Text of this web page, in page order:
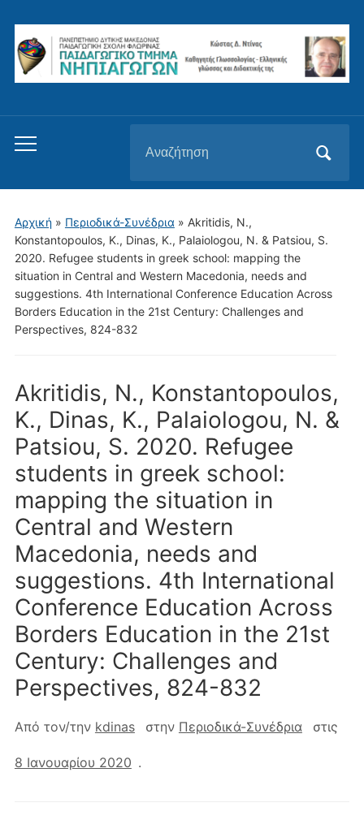
Εναλλαγή
μενού
για
κινητά
για:
Αρχική» Περιοδικά-Συνέδρια » Akritidis, N.,
Konstantopoulos, K., Dinas, K., Palaiologou, N. & Patsiou, S.
2020. Refugee students in greek school: mapping the
situation in Central and Western Macedonia, needs and
suggestions. 4th International Conference Education Across
Borders Education in the 21st Century: Challenges and
Perspectives, 824-832
Akritidis, N., Konstantopoulos,
K., Dinas, K., Palaiologou, N. &
Patsiou, S. 2020. Refugee
students in greek school:
mapping the situation in
Central and Western
Macedonia, needs and
suggestions. 4th International
Conference Education Across
Borders Education in the 21st
Century: Challenges and
Perspectives, 824-832
Από τον/την kdinas στην Περιοδικά-Συνέδρια στις
8 Ιανουαρίου 2020 .